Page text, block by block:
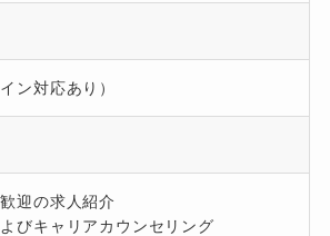
ン対応あり）
迎の求人紹介
びキャリアカウンセリング